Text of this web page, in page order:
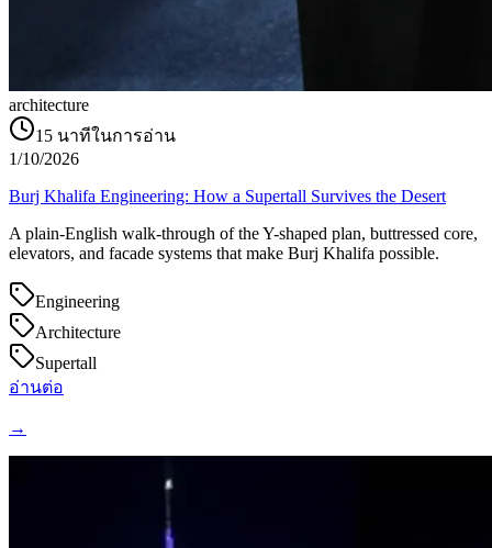
architecture
15 นาทีในการอ่าน
1/10/2026
Burj Khalifa Engineering: How a Supertall Survives the Desert
A plain-English walk-through of the Y-shaped plan, buttressed core,
elevators, and facade systems that make Burj Khalifa possible.
Engineering
Architecture
Supertall
อ่านต่อ
→